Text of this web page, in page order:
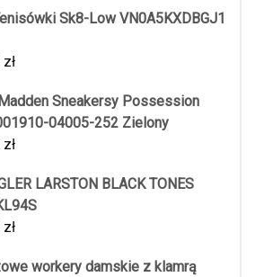
Sk8-Low VN0A5KXDBGJ1
zł
Sneakersy Possession
04005-252 Zielony
zł
LARSTON BLACK TONES
zł
workery damskie z klamrą